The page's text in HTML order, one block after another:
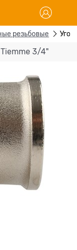
резьбовые
3/4"